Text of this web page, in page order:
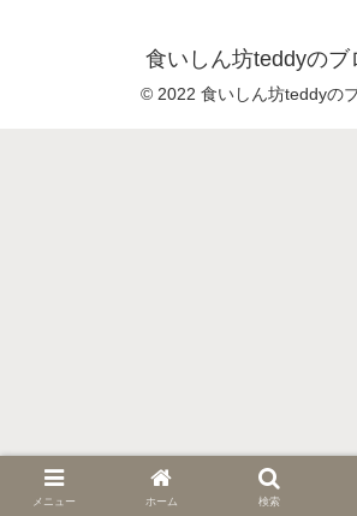
食いしん坊teddyのブ
© 2022 食いしん坊teddyの
メニュー ホーム 検索